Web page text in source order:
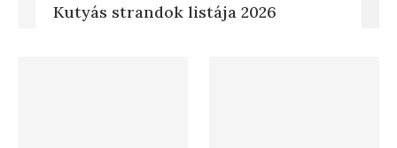
Kutyás strandok listája 2026